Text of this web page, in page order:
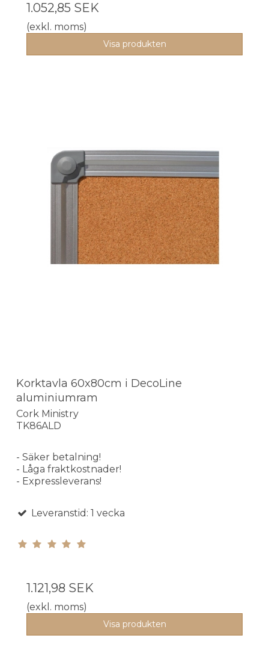
1.052,85 SEK
(exkl. moms)
Visa produkten
Korktavla 60x80cm i DecoLine
aluminiumram
Cork Ministry
TK86ALD
- Säker betalning!
- Låga fraktkostnader!
- Expressleverans!
Leveranstid: 1 vecka
1.121,98 SEK
(exkl. moms)
Visa produkten